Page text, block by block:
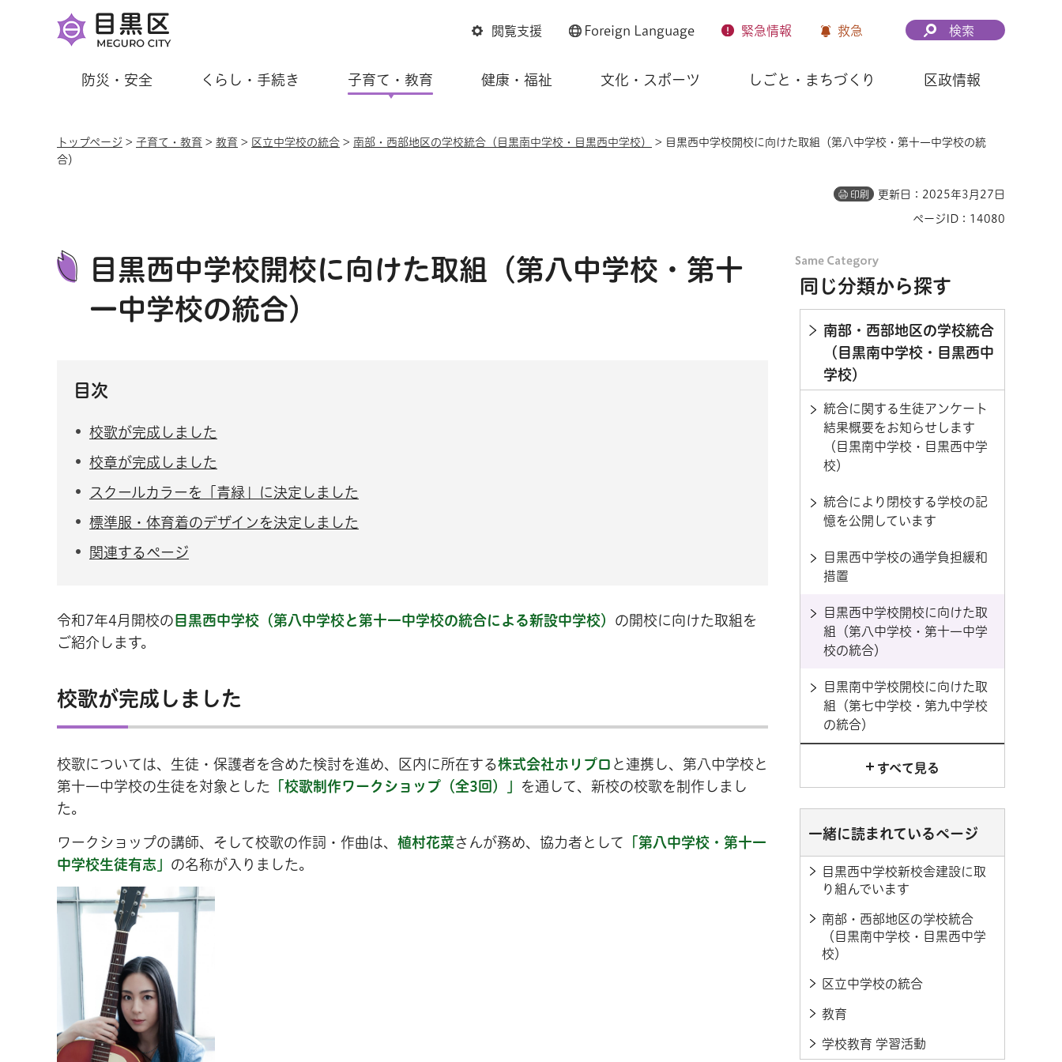
閲覧支援 Foreign Language 緊急情報 救急 検索
防災・安全 くらし・手続き 子育て・教育 健康・福祉 文化・スポーツ しごと・まちづくり 区政情報
トップページ > 子育て・教育 > 教育 > 区立中学校の統合 > 南部・西部地区の学校統合（目黒南中学校・目黒西中学校）
> 目黒西中学校開校に向けた取組（第八中学校・第十一中学校の統
合）
印刷 更新日：2025年3月27日
ページID：14080
目黒西中学校開校に向けた取組（第八中学校・第十
一中学校の統合）
目次
校歌が完成しました
校章が完成しました
スクールカラーを「青緑」に決定しました
標準服・体育着のデザインを決定しました
関連するページ
令和7年4月開校の 目黒西中学校（第八中学校と第十一中学校の統合による新設中学校） の開校に向けた取組を
ご紹介します。
校歌が完成しました
校歌については、生徒・保護者を含めた検討を進め、区内に所在する株式会社ホリプロ と連携し、第八中学校と
第十一中学校の生徒を対象とした
「校歌制作ワークショップ（全3回）」
を通して、新校の校歌を制作しまし
た。
ワークショップの講師、そして校歌の作詞・作曲は、 植村花菜さんが務め、協力者として
「第八中学校・第十一
中学校生徒有志」 の名称が入りました。
同じ分類から探す
南部・西部地区の学校統合
（目黒南中学校・目黒西中
学校）
統合に関する生徒アンケート
結果概要をお知らせします
（目黒南中学校・目黒西中学
校）
統合により閉校する学校の記
憶を公開しています
目黒西中学校の通学負担緩和
措置
目黒西中学校開校に向けた取
組（第八中学校・第十一中学
校の統合）
目黒南中学校開校に向けた取
組（第七中学校・第九中学校
の統合）
すべて見る
一緒に読まれているページ
目黒西中学校新校舎建設に取
り組んでいます
南部・西部地区の学校統合
（目黒南中学校・目黒西中学
校）
区立中学校の統合
教育
学校教育 学習活動